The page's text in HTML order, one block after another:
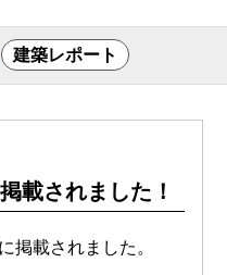
建築レポート
載されました！
載されました。